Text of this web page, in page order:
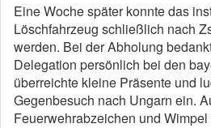
Eine Woche später konnte das
Löschfahrzeug schließlich nach
werden. Bei der Abholung
Delegation persönlich bei den
überreichte kleine Präsente und
Gegenbesuch nach Ungarn ein.
Feuerwehrabzeichen und